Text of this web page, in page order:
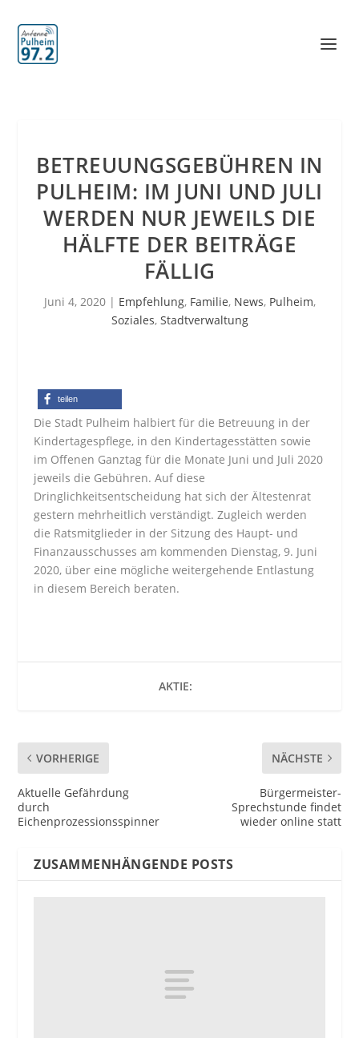
BETREUUNGSGEBÜHREN IN
PULHEIM: IM JUNI UND JULI
WERDEN NUR JEWEILS DIE
HÄLFTE DER BEITRÄGE
FÄLLIG
Juni 4, 2020| Empfehlung, Familie, News, Pulheim,
Soziales, Stadtverwaltung
teilen
Die Stadt Pulheim halbiert für die Betreuung in der
Kindertagespflege, in den Kindertagesstätten sowie
im Offenen Ganztag für die Monate Juni und Juli 2020
jeweils die Gebühren. Auf diese
Dringlichkeitsentscheidung hat sich der Ältestenrat
gestern mehrheitlich verständigt. Zugleich werden
die Ratsmitglieder in der Sitzung des Haupt- und
Finanzausschusses am kommenden Dienstag, 9. Juni
2020, über eine mögliche weitergehende Entlastung
in diesem Bereich beraten.
AKTIE:
VORHERIGE
Aktuelle Gefährdung
durch
Eichenprozessionsspinner
NÄCHSTE
Bürgermeister-
Sprechstunde findet
wieder online statt
ZUSAMMENHÄNGENDE POSTS